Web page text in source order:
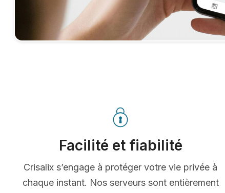
Facilité et fiabilité
Crisalix s’engage à protéger votre vie privée à
chaque instant. Nos serveurs sont entièrement